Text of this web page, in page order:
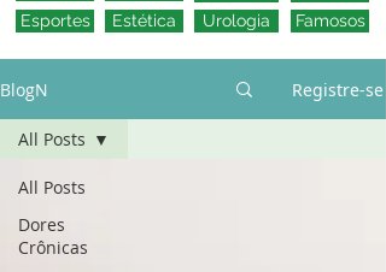
Esportes
Estética
Urologia
Famosos
BlogN Registre-se
All Posts
Dores
Crônicas
All Posts